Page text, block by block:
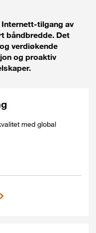
tilgang av
båndbredde. Det
verdiøkende
og proaktiv
med global